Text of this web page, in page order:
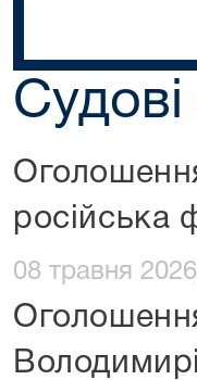
російська
08 травня